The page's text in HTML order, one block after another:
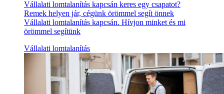
Vállalati lomtalanítás kapcsán keres egy csapatot?
Remek helyen jár, cégünk örömmel segít önnek
Vállalati lomtalanítás kapcsán. Hívjon minket és mi
örömmel segítünk
Vállalati lomtalanítás